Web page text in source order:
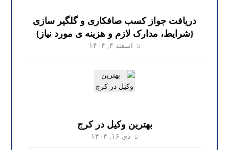
دریافت جواز کسب صافکاری و گلگیر سازی
{شرایط، مدارک لازم و هزینه ی مورد نیاز}
اسفند ۴, ۱۴۰۴
بهترین وکیل در کرج
دی ۱۶, ۱۴۰۴